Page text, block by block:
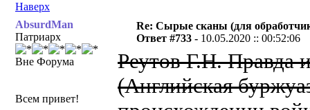
Наверх
AbsurdMan
Патриарх
Вне Форума
Всем привет!
Re: Сырые сканы (для
Ответ #733 - 10.05.2020 :: 00:52:06
Реутов Г.Н. Правда
(Английская